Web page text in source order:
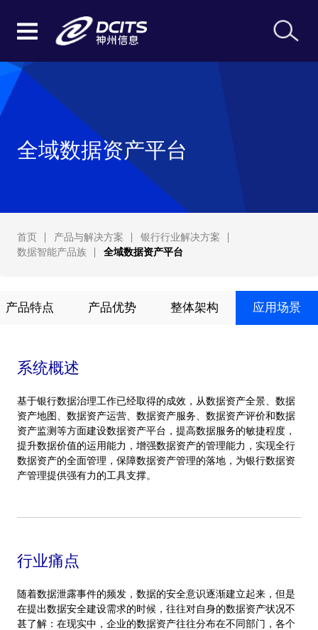
全域数据资产平台
首页 产品与解决方案
银行行业解决方案
数据智能产品族
全域数据资产平台
产品特点 产品优势 整体架构 应用场景
系统概述
基于银行数据治理工作已经取得的成效，从数据资产全景、数据
资产地图、数据资产运营、数据资产服务、数据资产评价和数据
资产监测等方面建设数据资产平台，提高数据服务的敏捷程度，
提升数据价值的运用能力，增强数据资产的管理能力，实现全行
数据资产的全面管理，保障数据资产管理的落地，为银行数据资
产管理提供强有力的工具支撑。
行业痛点
随着数据泄露事件的频发，数据的安全意识逐渐建立起来，但是
在提出数据安全建设需求的时候，往往对自身的数据资产状况不
甚了解：在现实中，企业的数据资产往往分布在不同部门，各个